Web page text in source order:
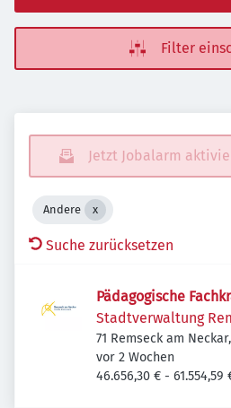
Filter
Jetzt Jobalarm
Andere
Suche zurücksetzen
Pädagogische
Stadtverwaltung
71 Remseck am
Veröffentlicht
vor 2 Wochen
46.656,30 € - 61.554,59